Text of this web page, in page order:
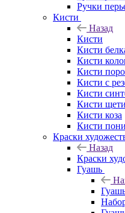
Ручки
Кисти
Назад
Кисти
Кисти
Кисти
Кисти
Кисти с
Кисти
Кисти
Кисти коза
Кисти пони
Краски
Назад
Краски
Гуашь